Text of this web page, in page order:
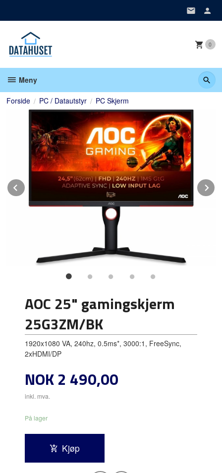
0
Meny
Forside PC / Datautstyr PC Skjerm
Prev
AOC 25" gamingskjerm
25G3ZM/BK
1920x1080 VA, 240hz, 0.5ms*, 3000:1, FreeSync,
2xHDMI/DP
Pris
NOK2 490,00
inkl. mva.
På lager
Kjøp